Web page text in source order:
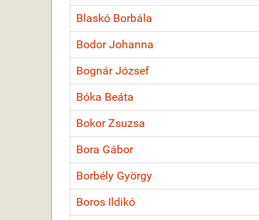
Blaskó Borbála
Bodor Johanna
Bognár József
Bóka Beáta
Bokor Zsuzsa
Bora Gábor
Borbély György
Boros Ildikó